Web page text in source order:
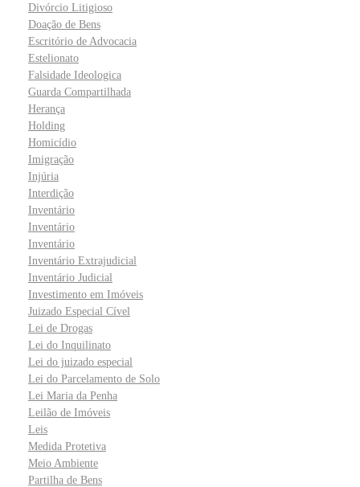
Divórcio Litigioso
Doação de Bens
Escritório de Advocacia
Estelionato
Falsidade Ideologica
Guarda Compartilhada
Herança
Holding
Homicídio
Imigração
Injúria
Interdição
Inventário
Inventário
Inventário
Inventário Extrajudicial
Inventário Judicial
Investimento em Imóveis
Juizado Especial Cível
Lei de Drogas
Lei do Inquilinato
Lei do juizado especial
Lei do Parcelamento de Solo
Lei Maria da Penha
Leilão de Imóveis
Leis
Medida Protetiva
Meio Ambiente
Partilha de Bens